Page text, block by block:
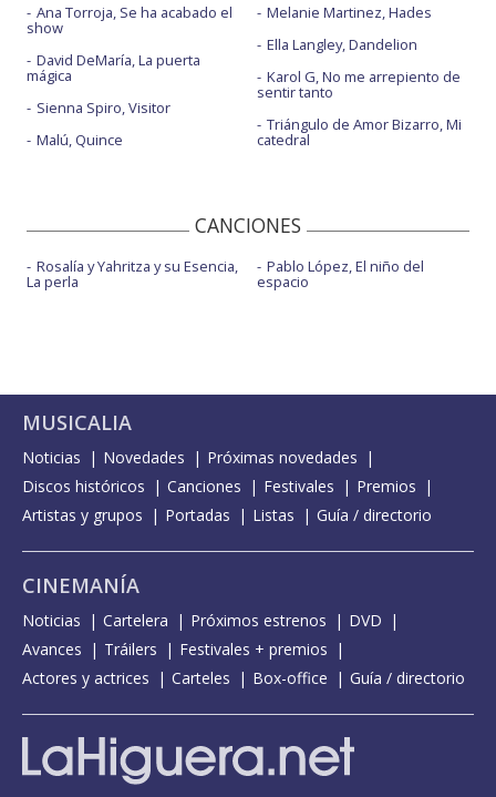
Ana Torroja, Se ha acabado el
show
David DeMaría, La puerta
mágica
Sienna Spiro, Visitor
Malú, Quince
Melanie Martinez, Hades
Ella Langley, Dandelion
Karol G, No me arrepiento de
sentir tanto
Triángulo de Amor Bizarro, Mi
catedral
CANCIONES
Rosalía y Yahritza y su Esencia,
La perla
Pablo López, El niño del
espacio
MUSICALIA
Noticias Novedades
Próximas novedades
Discos históricos
Canciones Festivales
Premios
Artistas y grupos
Portadas Listas Guía / directorio
CINEMANÍA
Noticias Cartelera Próximos estrenos
DVD
Avances
Tráilers
Festivales + premios
Actores y actrices
Carteles Box-office Guía / directorio